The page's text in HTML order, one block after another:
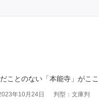
とのない「本能寺」がここ
年10月24日 判型：文庫判